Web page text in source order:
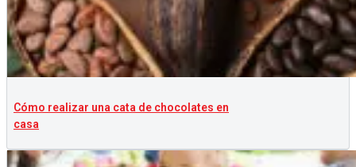
Cómo realizar una cata de chocolates en
casa